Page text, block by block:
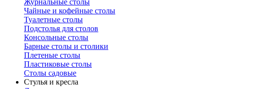
Журнальные столы
Чайные и кофейные столы
Туалетные столы
Подстолья для столов
Консольные столы
Барные столы и столики
Плетеные столы
Пластиковые столы
Столы садовые
Стулья и кресла